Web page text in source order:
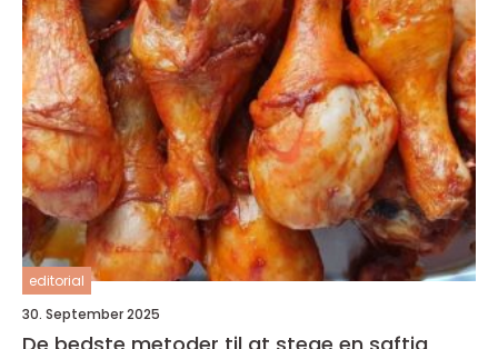
editorial
30. September 2025